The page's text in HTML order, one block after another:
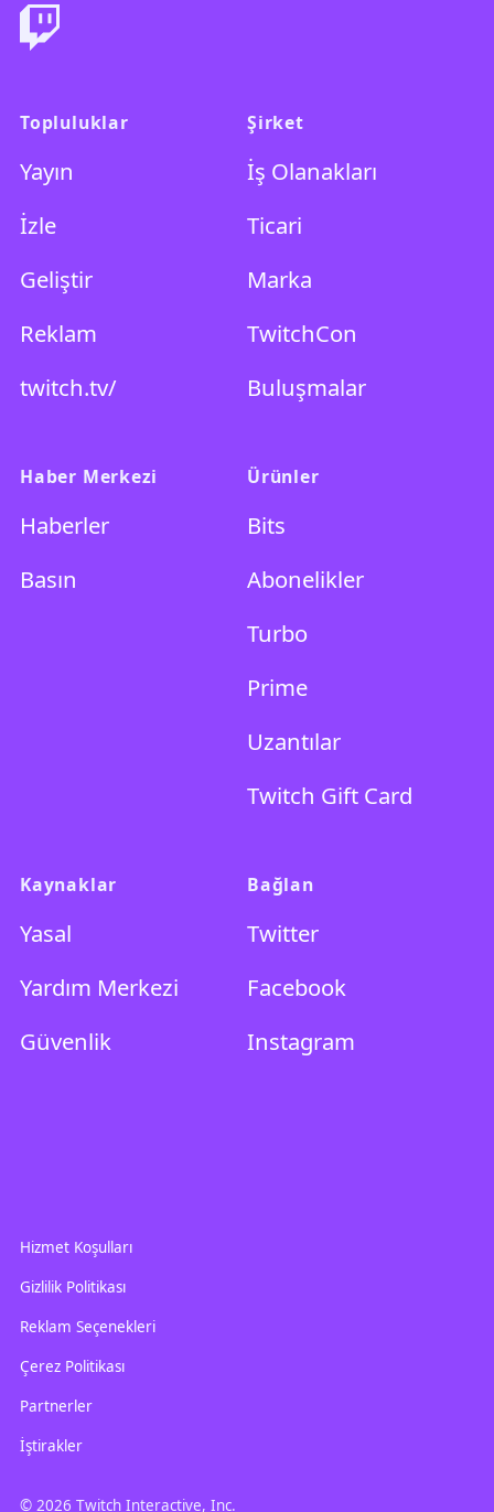
Topluluklar
Yayın
İzle
Geliştir
Reklam
twitch.tv/
Şirket
İş Olanakları
Ticari
Marka
TwitchCon
Buluşmalar
Haber Merkezi
Haberler
Basın
Ürünler
Bits
Abonelikler
Turbo
Prime
Uzantılar
Twitch Gift Card
Kaynaklar
Yasal
Yardım Merkezi
Güvenlik
Bağlan
Twitter
Facebook
Instagram
Hizmet Koşulları
Gizlilik Politikası
Reklam Seçenekleri
Çerez Politikası
Partnerler
İştirakler
© 2026 Twitch Interactive, Inc.